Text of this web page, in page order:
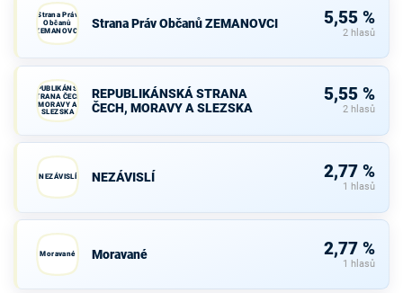
Strana Práv
Občanů
ZEMANOVCI
Strana Práv Občanů ZEMANOVCI 5,55 %
2 hlasů
REPUBLIKÁNSKÁ
STRANA ČECH,
MORAVY A
SLEZSKA
REPUBLIKÁNSKÁ STRANA
ČECH, MORAVY A SLEZSKA
5,55 %
2 hlasů
NEZÁVISLÍ NEZÁVISLÍ 2,77 %
1 hlasů
Moravané Moravané 2,77 %
1 hlasů